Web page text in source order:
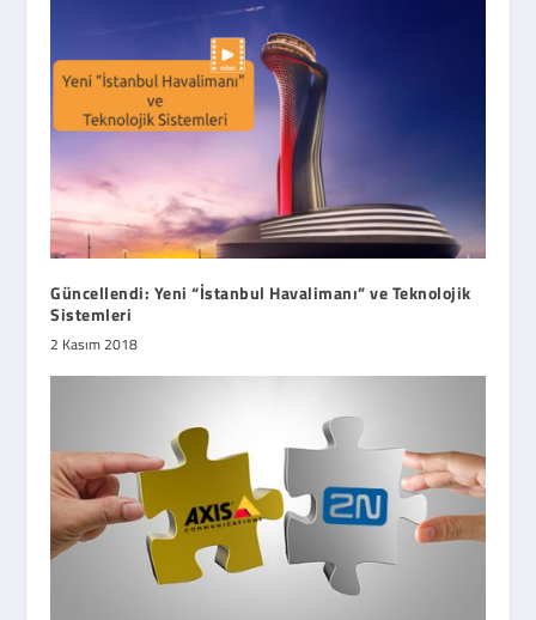
Güncellendi: Yeni “İstanbul Havalimanı” ve Teknolojik
Sistemleri
2 Kasım 2018